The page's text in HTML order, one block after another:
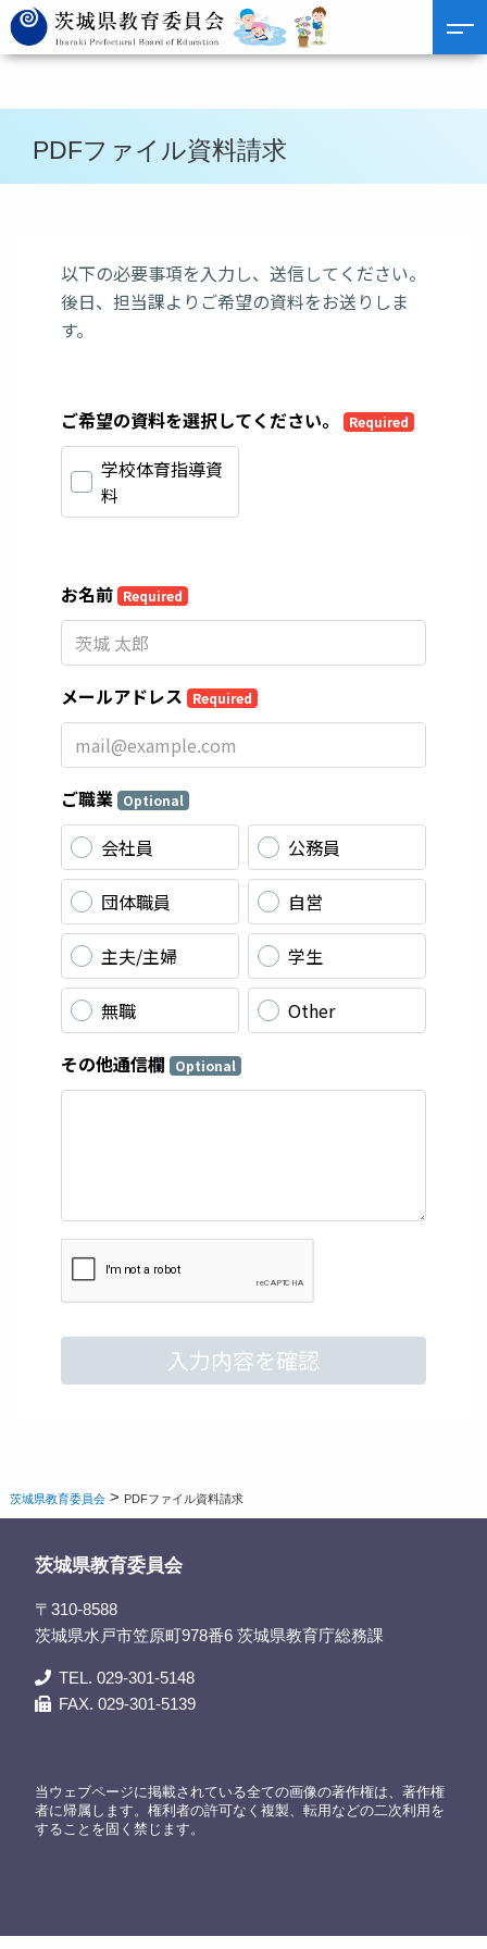
PDFファイル資料請求
茨城県教育委員会 > PDFファイル資料請求
茨城県教育委員会
〒310-8588
茨城県水戸市笠原町978番6 茨城県教育庁総務課
TEL. 029-301-5148
FAX. 029-301-5139
当ウェブページに掲載されている全ての画像の著作権は、著作権
者に帰属します。権利者の許可なく複製、転用などの二次利用を
することを固く禁じます。